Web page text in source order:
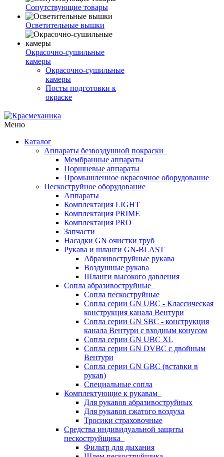
Сопутствующие товары
Осветительные вышки
Окрасочно-сушильные
камеры
Окрасочно-сушильные
камеры
Посты подготовки к
окраске
Меню
Каталог
Аппараты безвоздушной покраски
Мембранные аппараты
Поршневые аппараты
Промышленное окрасочное оборудование
Пескоструйное оборудование
Аппараты
Комплектация LIGHT
Комплектация PRIME
Комплектация PRO
Запчасти
Насадки GN очистки труб
Рукава и шланги GN-BLAST
Абразивоструйные рукава
Воздушные рукава
Шланги высокого давления
Сопла абразивоструйные
Сопла пескоструйные
Сопла серии GN UBC - Классическая
конструкция канала Вентури
Сопла серии GN SBC - конструкция
канала Вентури c входным конусом
Сопла серии GN UBC XL
Сопла серии GN DVBC с двойным
Вентури
Сопла серии GN GBC (вставки в
рукав)
Специальные сопла
Комплектующие к рукавам
Для рукавов абразивоструйных
Для рукавов сжатого воздуха
Тросики страховочные
Средства индивидуальной защиты
пескоструйщика
Фильтр для дыхания